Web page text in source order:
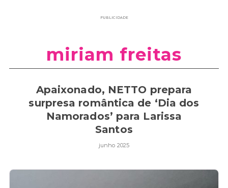
PUBLICIDADE
miriam freitas
Apaixonado, NETTO prepara
surpresa romântica de ‘Dia dos
Namorados’ para Larissa
Santos
junho 2025